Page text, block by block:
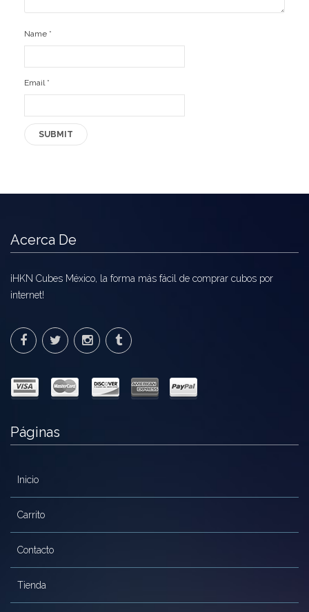
Name *
Email *
Acerca De
¡HKN Cubes México, la forma más fácil de comprar cubos por
internet!
Páginas
Inicio
Carrito
Contacto
Tienda